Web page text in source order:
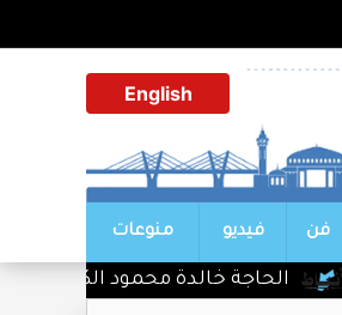
English
فن فيديو منوعات
الحاجة خالدة محمود الكرمي في ذمة